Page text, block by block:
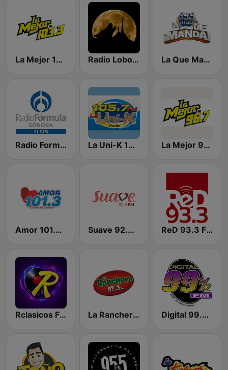
La Mejor 103.3 FM Radio Lobo MX La Que Manda 89.9 FM
Radio Formula 91.5 FM La Uni-K 105.7 FM La Mejor 96.7 FM
Amor 101.3 FM Suave 92.3 FM Hermosillo ReD 93.3 FM
Rclasicos FM 96.9 La Ranchera 97.3 FM Digital 99.5 Guaymas